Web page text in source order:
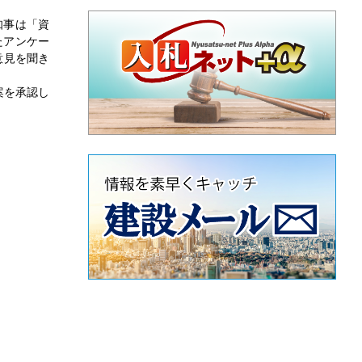
は「資
ンケー
を聞き
承認し